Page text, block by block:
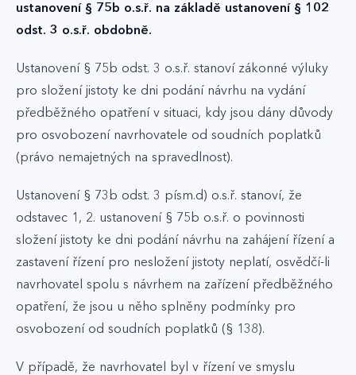
ustanovení § 75b o.s.ř. na základě ustanovení § 102
odst. 3 o.s.ř. obdobně.
Ustanovení § 75b odst. 3 o.s.ř. stanoví zákonné výluky
pro složení jistoty ke dni podání návrhu na vydání
předběžného opatření v situaci, kdy jsou dány důvody
pro osvobození navrhovatele od soudních poplatků
(právo nemajetných na spravedlnost).
Ustanovení § 73b odst. 3 písm.d) o.s.ř. stanoví, že
odstavec 1, 2. ustanovení § 75b o.s.ř. o povinnosti
složení jistoty ke dni podání návrhu na zahájení řízení a
zastavení řízení pro nesložení jistoty neplatí, osvědčí-li
navrhovatel spolu s návrhem na zařízení předběžného
opatření, že jsou u něho splněny podmínky pro
osvobození od soudních poplatků (§ 138).
V případě, že navrhovatel byl v řízení ve smyslu